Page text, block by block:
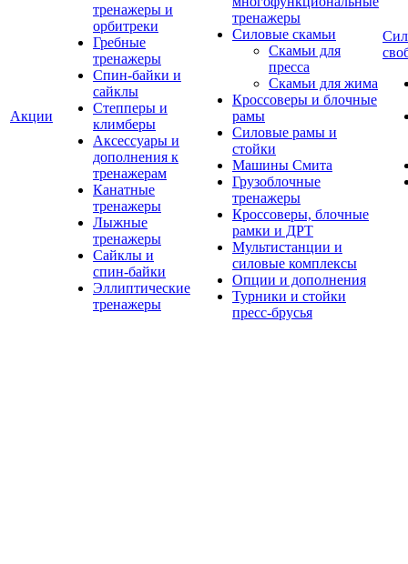
Акции
тренажеры и
орбитреки
Гребные
тренажеры
Спин-байки и
сайклы
Степперы и
климберы
Аксессуары и
дополнения к
тренажерам
Канатные
тренажеры
Лыжные
тренажеры
Сайклы и
спин-байки
Эллиптические
тренажеры
тренажеры
Силовые скамьи
Скамьи для
пресса
Скамьи для жима
Кроссоверы и блочные
рамы
Силовые рамы и
стойки
Машины Смита
Грузоблочные
тренажеры
Кроссоверы, блочные
рамки и ДРТ
Мультистанции и
силовые комплексы
Опции и дополнения
Турники и стойки
пресс-брусья